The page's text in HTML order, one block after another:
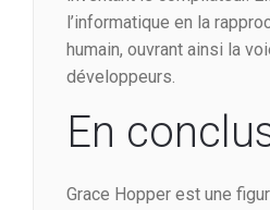
l’informatique en la
humain, ouvrant ainsi la
développeurs.
En
Grace Hopper est une